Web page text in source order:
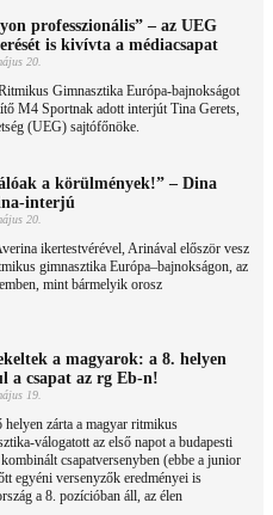
professzionális” – az UEG
is kivívta a médiacsapat
20.
Gimnasztika Európa-bajnokságot
M4 Sportnak adott interjút Tina Gerets,
(UEG) sajtófőnöke.
a körülmények!” – Dina
interjú
20.
ikertestvérével, Arinával először vesz
gimnasztika Európa–bajnokságon, az
mint bármelyik orosz
a magyarok: a 8. helyen
a csapat az rg Eb-n!
19.
zárta a magyar ritmikus
válogatott az első napot a budapesti
csapatversenyben (ebbe a junior
egyéni versenyzők eredményei is
a 8. pozícióban áll, az élen